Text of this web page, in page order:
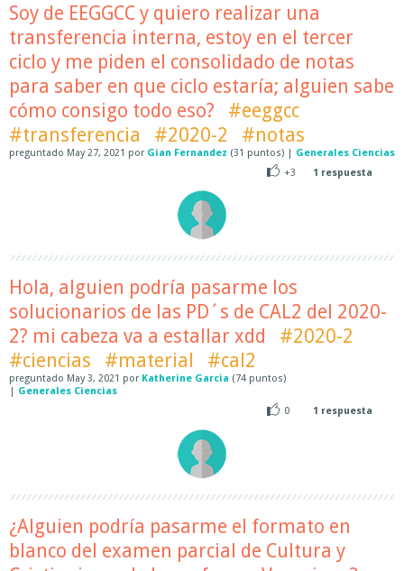
Soy de EEGGCC y quiero realizar una
transferencia interna, estoy en el tercer
ciclo y me piden el consolidado de notas
para saber en que ciclo estaría; alguien sabe
cómo consigo todo eso?
#eeggcc
#transferencia
#2020-2 #notas
preguntado May 27, 2021 por Gian Fernandez (31 puntos) | Generales Ciencias
+3
1 respuesta
Hola, alguien podría pasarme los
solucionarios de las PD´s de CAL2 del 2020-
2? mi cabeza va a estallar xdd
#2020-2
#ciencias
#material #cal2
preguntado May 3, 2021 por Katherine Garcia (74 puntos)
| Generales Ciencias
0
1 respuesta
¿Alguien podría pasarme el formato en
blanco del examen parcial de Cultura y